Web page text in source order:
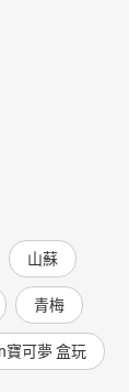
山蘇
青梅
寶可夢 盒玩